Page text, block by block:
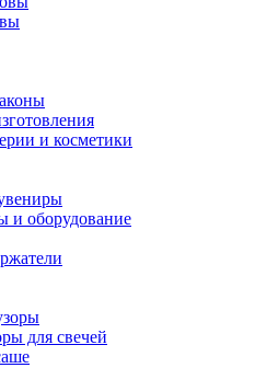
и косметики
и оборудование
для свечей